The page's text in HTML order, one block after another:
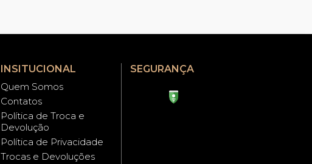
INSITUCIONAL
Quem Somos
Contatos
Política de Troca e
Devolução
Política de Privacidade
Trocas e Devoluções
SEGURANÇA